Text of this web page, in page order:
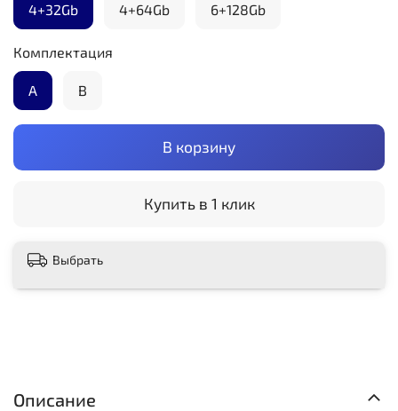
В корзину
Купить в 1 клик
4+32Gb 4+64Gb 6+128Gb
Комплектация
А B
Выбрать
Описание